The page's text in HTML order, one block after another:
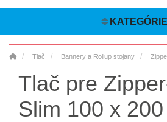
KATEGÓRIE
Tlač Bannery a Rollup stojany
Tlač pre
Slim 100 x